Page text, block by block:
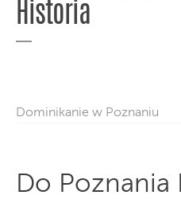
Historia
Dominikanie w Poznaniu
Do